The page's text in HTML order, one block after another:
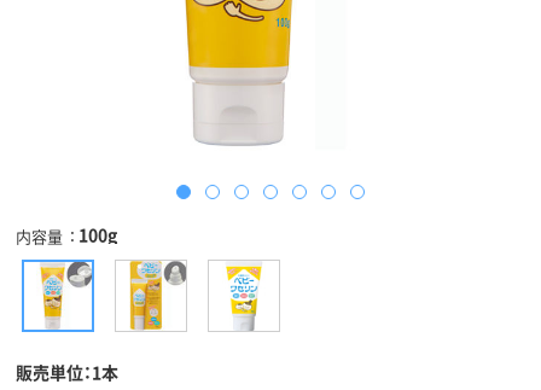
内容量 100g
販売単位：1本